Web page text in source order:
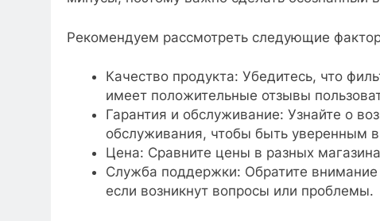
Рекомендуем рассмотреть следующие
Качество продукта: Убедитесь, что
имеет положительные отзывы
Гарантия и обслуживание: Узнайте о
обслуживания, чтобы быть уверенным
Цена: Сравните цены в разных
Служба поддержки: Обратите
если возникнут вопросы или проблемы.